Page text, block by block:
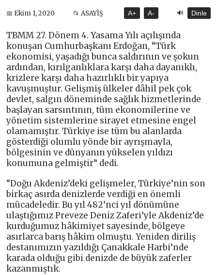
📅 Ekim 1, 2020 📂 ASAYİŞ A+ A- 🔊 Dinle
TBMM 27. Dönem 4. Yasama Yılı açılışında
konuşan Cumhurbaşkanı Erdoğan, “Türk
ekonomisi, yaşadığı bunca saldırının ve şokun
ardından, kırılganlıklara karşı daha dayanıklı,
krizlere karşı daha hazırlıklı bir yapıya
kavuşmuştur. Gelişmiş ülkeler dâhil pek çok
devlet, salgın döneminde sağlık hizmetlerinde
başlayan sarsıntının, tüm ekonomilerine ve
yönetim sistemlerine sirayet etmesine engel
olamamıştır. Türkiye ise tüm bu alanlarda
gösterdiği olumlu yönde bir ayrışmayla,
bölgesinin ve dünyanın yükselen yıldızı
konumuna gelmiştir” dedi.
“Doğu Akdeniz’deki gelişmeler, Türkiye’nin son
birkaç asırda denizlerde verdiği en önemli
mücadeledir. Bu yıl 482’nci yıl dönümüne
ulaştığımız Preveze Deniz Zaferi’yle Akdeniz’de
kurduğumuz hâkimiyet sayesinde, bölgeye
asırlarca barış hâkim olmuştu. Yeniden diriliş
destanımızın yazıldığı Çanakkale Harbi’nde
karada olduğu gibi denizde de büyük zaferler
kazanmıştık.